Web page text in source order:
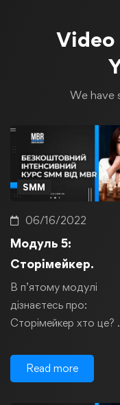
Video
We have
SMM
06/16/2022
Модуль 5:
Сторімейкер.
В п’ятому модулі
дізнаєтесь про:
Сторімейкер хто це?
Read more